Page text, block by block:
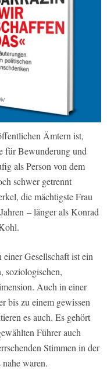
Ämtern ist,
für Bewunderung und
als Person von dem
schwer getrennt
die mächtigste Frau
– länger als Konrad
Gesellschaft ist ein
soziologischen,
Auch in einer
bis zu einem gewissen
es auch. Es gehört
Führer auch
Stimmen in der
waren.